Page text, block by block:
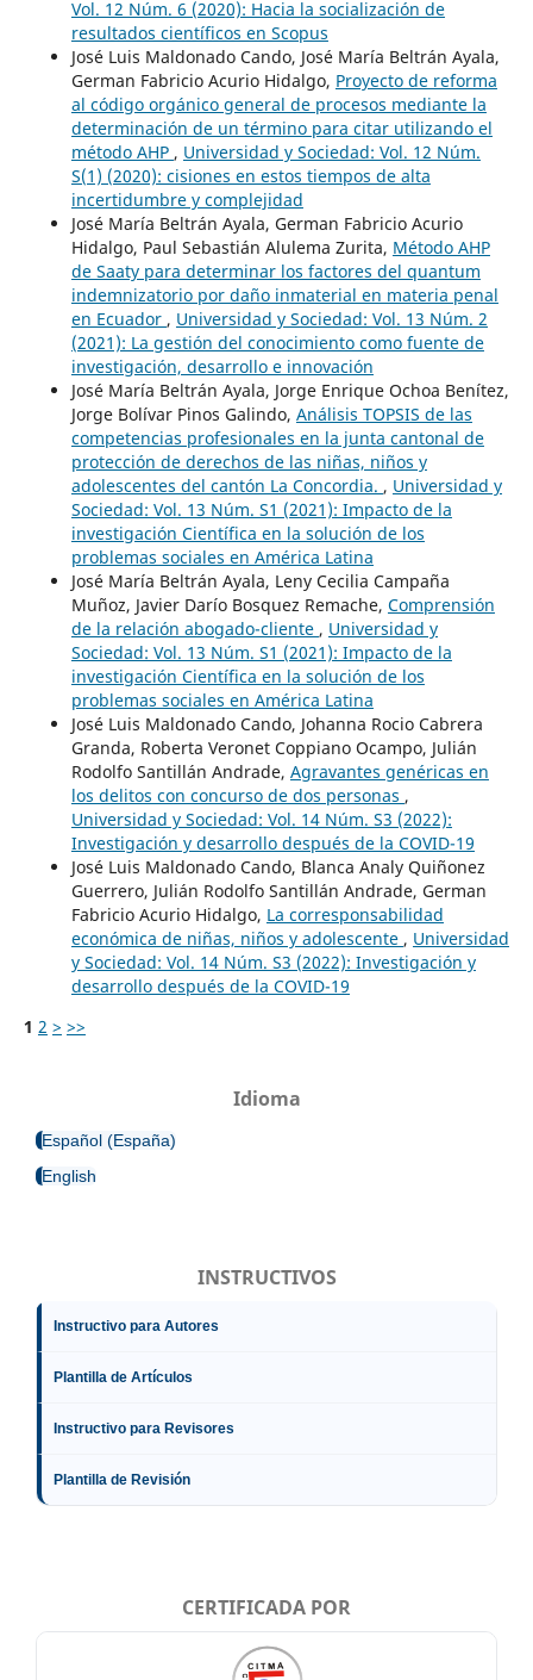
Vol. 12 Núm. 6 (2020): Hacia la socialización de
resultados científicos en Scopus
José Luis Maldonado Cando, José María Beltrán Ayala,
German Fabricio Acurio Hidalgo, Proyecto de reforma
al código orgánico general de procesos mediante la
determinación de un término para citar utilizando el
método AHP , Universidad y Sociedad: Vol. 12 Núm.
S(1) (2020): cisiones en estos tiempos de alta
incertidumbre y complejidad
José María Beltrán Ayala, German Fabricio Acurio
Hidalgo, Paul Sebastián Alulema Zurita, Método AHP
de Saaty para determinar los factores del quantum
indemnizatorio por daño inmaterial en materia penal
en Ecuador , Universidad y Sociedad: Vol. 13 Núm. 2
(2021): La gestión del conocimiento como fuente de
investigación, desarrollo e innovación
José María Beltrán Ayala, Jorge Enrique Ochoa Benítez,
Jorge Bolívar Pinos Galindo, Análisis TOPSIS de las
competencias profesionales en la junta cantonal de
protección de derechos de las niñas, niños y
adolescentes del cantón La Concordia. , Universidad y
Sociedad: Vol. 13 Núm. S1 (2021): Impacto de la
investigación Científica en la solución de los
problemas sociales en América Latina
José María Beltrán Ayala, Leny Cecilia Campaña
Muñoz, Javier Darío Bosquez Remache, Comprensión
de la relación abogado-cliente , Universidad y
Sociedad: Vol. 13 Núm. S1 (2021): Impacto de la
investigación Científica en la solución de los
problemas sociales en América Latina
José Luis Maldonado Cando, Johanna Rocio Cabrera
Granda, Roberta Veronet Coppiano Ocampo, Julián
Rodolfo Santillán Andrade, Agravantes genéricas en
los delitos con concurso de dos personas ,
Universidad y Sociedad: Vol. 14 Núm. S3 (2022):
Investigación y desarrollo después de la COVID-19
José Luis Maldonado Cando, Blanca Analy Quiñonez
Guerrero, Julián Rodolfo Santillán Andrade, German
Fabricio Acurio Hidalgo, La corresponsabilidad
económica de niñas, niños y adolescente , Universidad
y Sociedad: Vol. 14 Núm. S3 (2022): Investigación y
desarrollo después de la COVID-19
1 2 > >>
Idioma
Español (España)
English
INSTRUCTIVOS
Instructivo para Autores
Plantilla de Artículos
Instructivo para Revisores
Plantilla de Revisión
CERTIFICADA POR